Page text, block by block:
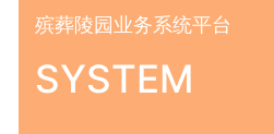
殡葬陵园业务系统平台
SYSTEM